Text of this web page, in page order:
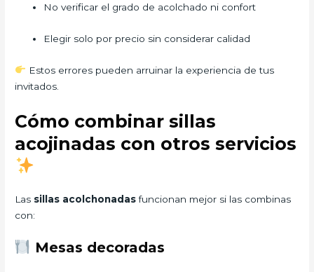
No verificar el grado de acolchado ni confort
Elegir solo por precio sin considerar calidad
Estos errores pueden arruinar la experiencia de tus
invitados.
Cómo combinar sillas
acojinadas con otros servicios
Las sillas acolchonadasfuncionan mejor si las combinas
con:
Mesas decoradas